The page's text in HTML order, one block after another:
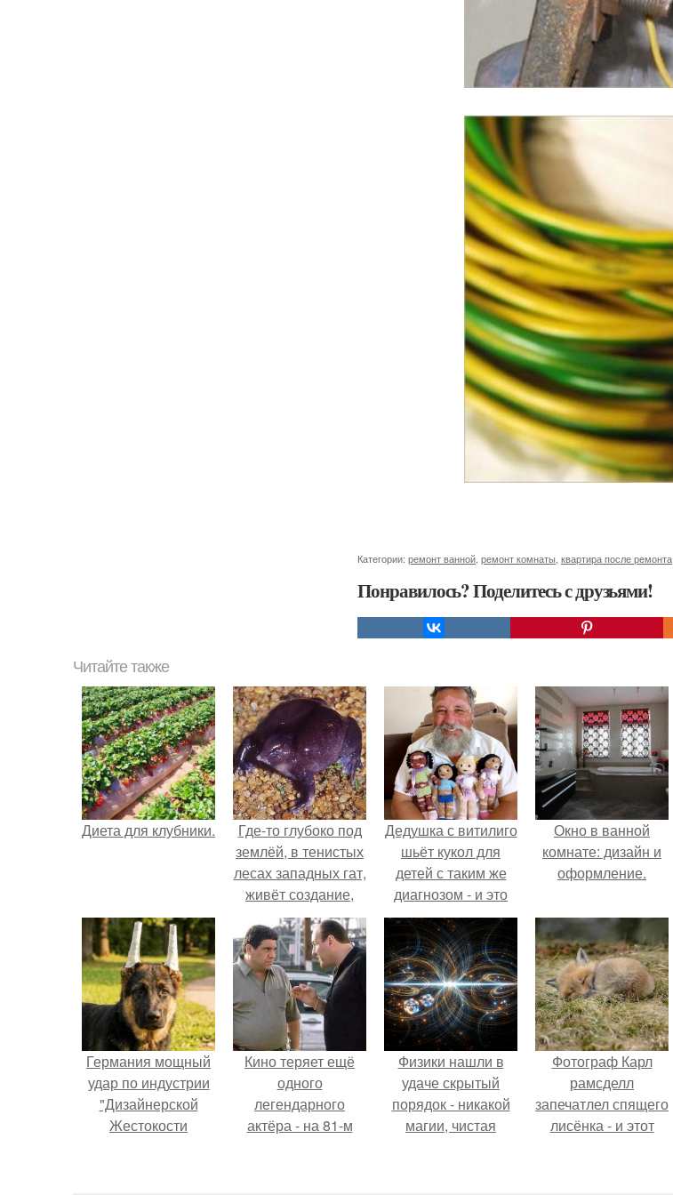
Категории: ремонт ванной ремонт комнаты квартира после ремонта
Понравилось? Поделитесь с друзьями!
Читайте также
Диета для клубники.
Где-то глубоко под
землёй, в тенистых
лесах западных гат,
живёт создание,
которое почти никто
не видит.
Дедушка с витилиго
шьёт кукол для
детей с таким же
диагнозом - и это
трогает до слёз.
Окно в ванной
комнате: дизайн и
оформление.
Германия мощный
удар по индустрии
"Дизайнерской
Жестокости
Кино теряет ещё
одного
легендарного
актёра - на 81-м
Физики нашли в
удаче скрытый
порядок - никакой
магии, чистая
Фотограф Карл
рамсделл
запечатлел спящего
лисёнка - и этот
самое суровое